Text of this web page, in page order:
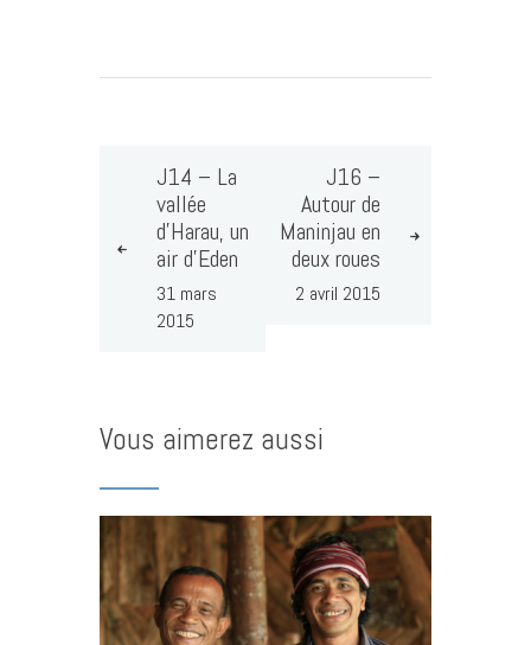
J14 – La
vallée
d’Harau, un
air d’Eden
31 mars
2015
J16 –
Autour de
Maninjau en
deux roues
2 avril 2015
Vous aimerez aussi